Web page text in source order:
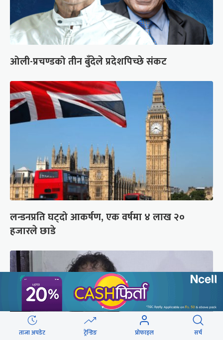
ओली-प्रचण्डको तीन बुँदेले प्रदेशपिच्छे संकट
लन्डनप्रति घट्दो आकर्षण, एक वर्षमा ४ लाख २०
हजारले छाडे
ताजा अपडेट ट्रेन्डिङ प्रोफाइल सर्च